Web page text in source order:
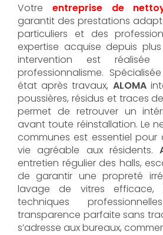
Votre entreprise de
garantit des prestations
particuliers et des
expertise acquise depuis
intervention est
professionnalisme.
état après travaux, ALOMA
poussières, résidus et traces
permet de retrouver un
avant toute réinstallation. Le
communes est essentiel pour
vie agréable aux résidents.
entretien régulier des halls,
de garantir une propreté
lavage de vitres efficace,
techniques
transparence parfaite sans
s’adresse aux bureaux,